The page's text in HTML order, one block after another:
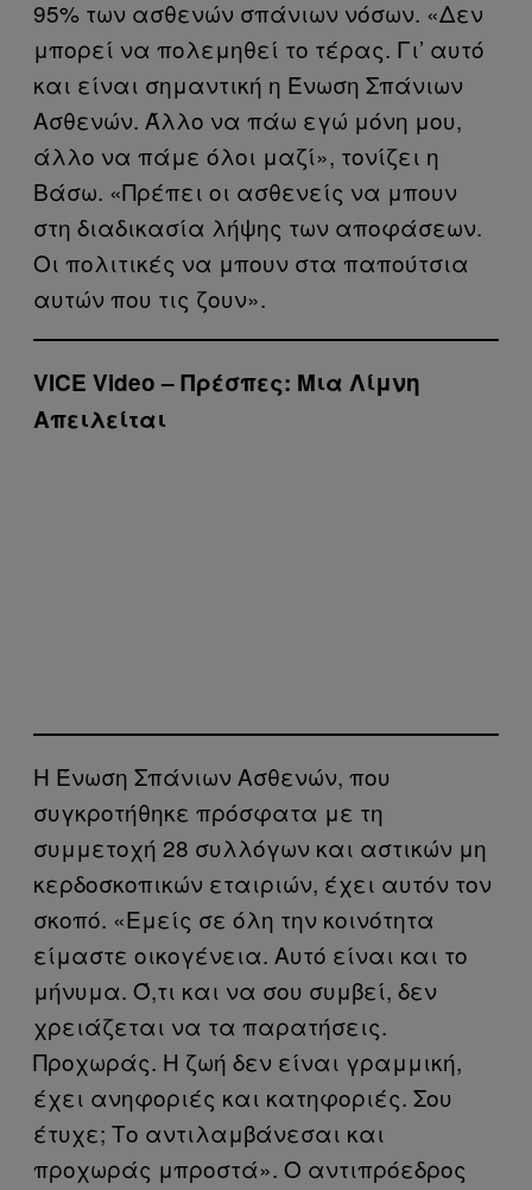
95% των ασθενών σπάνιων νόσων. «Δεν
μπορεί να πολεμηθεί το τέρας. Γι’ αυτό
και είναι σημαντική η Ένωση Σπάνιων
Ασθενών. Άλλο να πάω εγώ μόνη μου,
άλλο να πάμε όλοι μαζί», τονίζει η
Βάσω. «Πρέπει οι ασθενείς να μπουν
στη διαδικασία λήψης των αποφάσεων.
Οι πολιτικές να μπουν στα παπούτσια
αυτών που τις ζουν».
VICE Video – Πρέσπες: Μια Λίμνη
Απειλείται
Η Ένωση Σπάνιων Ασθενών, που
συγκροτήθηκε πρόσφατα με τη
συμμετοχή 28 συλλόγων και αστικών μη
κερδοσκοπικών εταιριών, έχει αυτόν τον
σκοπό. «Εμείς σε όλη την κοινότητα
είμαστε οικογένεια. Αυτό είναι και το
μήνυμα. Ό,τι και να σου συμβεί, δεν
χρειάζεται να τα παρατήσεις.
Προχωράς. Η ζωή δεν είναι γραμμική,
έχει ανηφοριές και κατηφοριές. Σου
έτυχε; Το αντιλαμβάνεσαι και
προχωράς μπροστά». Ο αντιπρόεδρος